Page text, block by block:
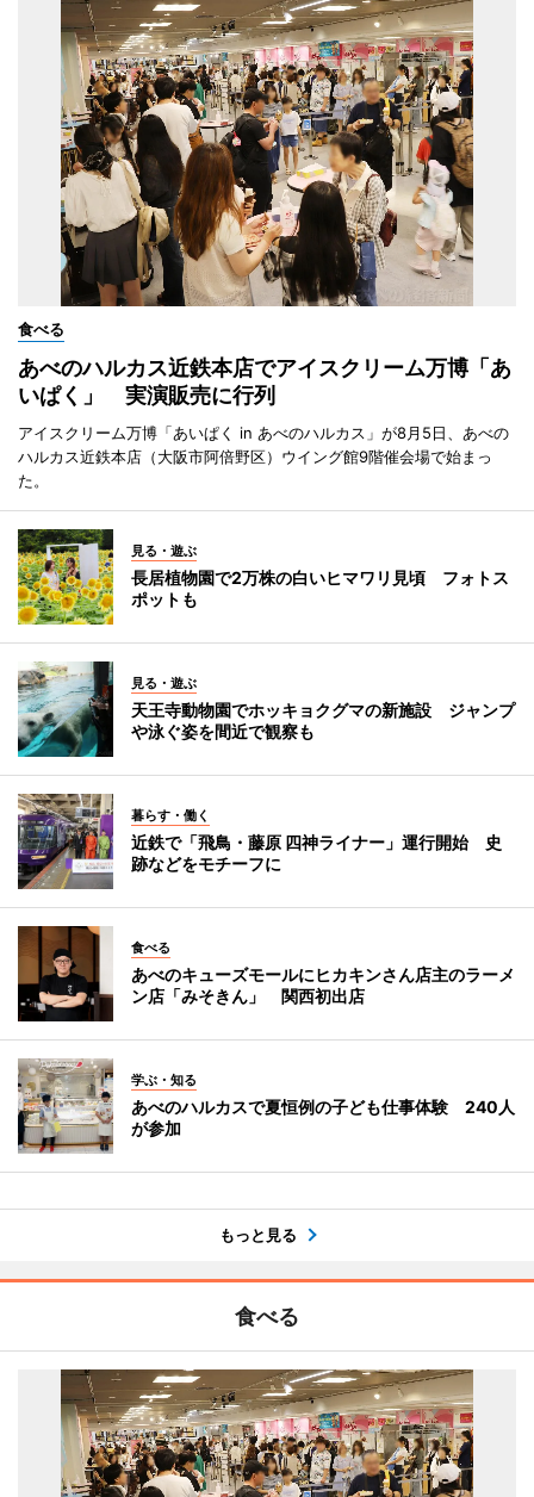
食べる
あべのハルカス近鉄本店でアイスクリーム万博「あ
いぱく」 実演販売に行列
アイスクリーム万博「あいぱく in あべのハルカス」が8月5日、あべの
ハルカス近鉄本店（大阪市阿倍野区）ウイング館9階催会場で始まっ
た。
見る・遊ぶ
長居植物園で2万株の白いヒマワリ見頃 フォトス
ポットも
見る・遊ぶ
天王寺動物園でホッキョクグマの新施設 ジャンプ
や泳ぐ姿を間近で観察も
暮らす・働く
近鉄で「飛鳥・藤原 四神ライナー」運行開始 史
跡などをモチーフに
食べる
あべのキューズモールにヒカキンさん店主のラーメ
ン店「みそきん」 関西初出店
学ぶ・知る
あべのハルカスで夏恒例の子ども仕事体験 240人
が参加
もっと見る
食べる